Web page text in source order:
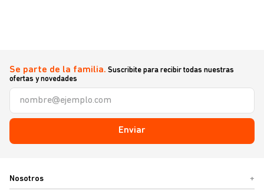
Se parte de la familia. Suscribite para recibir todas nuestras
ofertas y novedades
Enviar
Nosotros +